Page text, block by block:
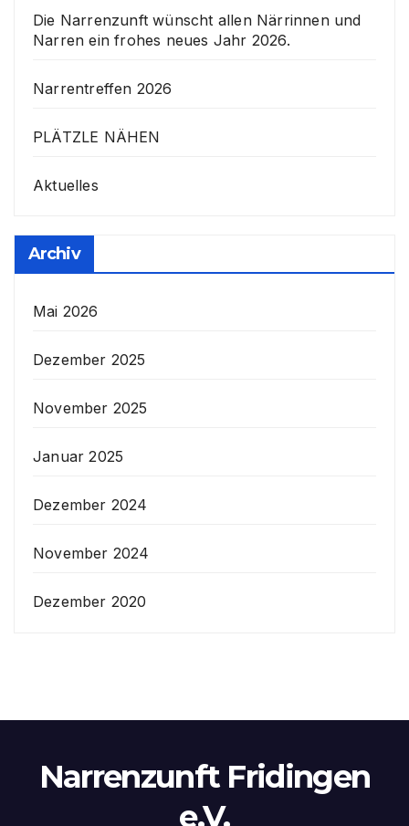
Die Narrenzunft wünscht allen Närrinnen und
Narren ein frohes neues Jahr 2026.
Narrentreffen 2026
PLÄTZLE NÄHEN
Aktuelles
Archiv
Mai 2026
Dezember 2025
November 2025
Januar 2025
Dezember 2024
November 2024
Dezember 2020
Narrenzunft Fridingen
e.V.